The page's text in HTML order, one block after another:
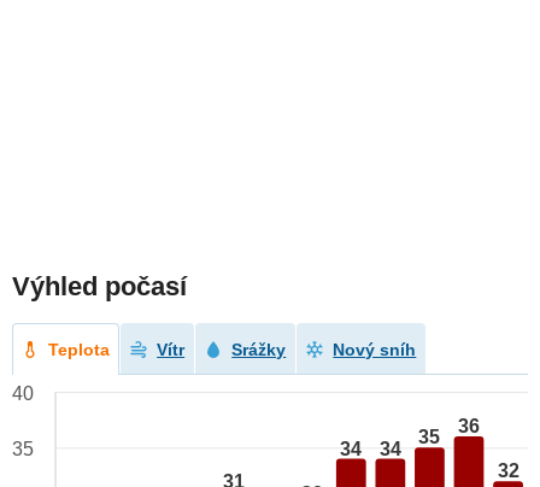
Výhled počasí
Teplota Vítr Srážky Nový sníh
31
34 34
35
36
32
40
35